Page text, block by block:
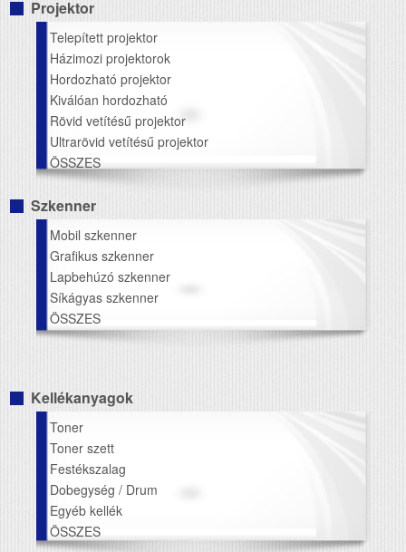
Projektor
Telepített projektor
Házimozi projektorok
Hordozható projektor
Kiválóan hordozható
Rövid vetítésű projektor
Ultrarövid vetítésű projektor
ÖSSZES
Szkenner
Mobil szkenner
Grafikus szkenner
Lapbehúzó szkenner
Síkágyas szkenner
ÖSSZES
Kellékanyagok
Toner
Toner szett
Festékszalag
Dobegység / Drum
Egyéb kellék
ÖSSZES